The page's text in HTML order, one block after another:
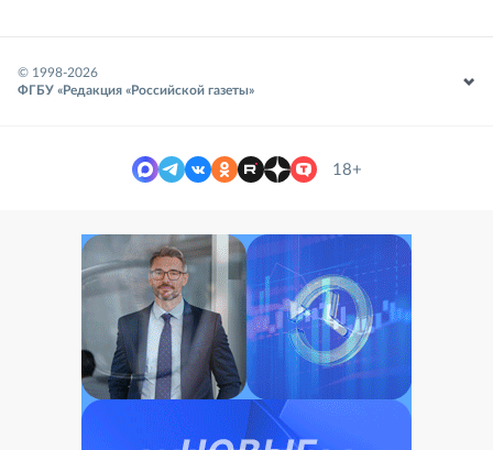
© 1998-2026
ФГБУ «Редакция «Российской газеты»
18+